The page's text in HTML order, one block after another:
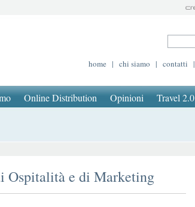
home | chi siamo | contatti |
Online Distribution Opinioni Travel 2.0
Ospitalità e di Marketing